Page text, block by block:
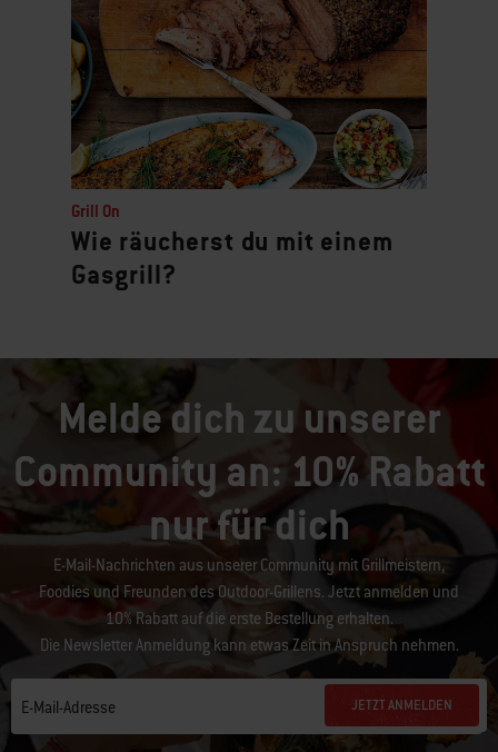
Grill On
Wie räucherst du mit einem
Gasgrill?
Melde dich zu unserer
Community an: 10% Rabatt
nur für dich
E-Mail-Nachrichten aus unserer Community mit Grillmeistern,
Foodies und Freunden des Outdoor-Grillens. Jetzt anmelden und
10% Rabatt auf die erste Bestellung erhalten.
Die Newsletter Anmeldung kann etwas Zeit in Anspruch nehmen.
E-Mail-Adresse JETZT ANMELDEN